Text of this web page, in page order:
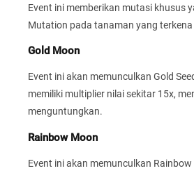
Event ini memberikan mutasi khusus
Mutation pada tanaman yang
Gold Moon
Event ini akan memunculkan Gold
memiliki multiplier nilai sekitar 15x,
menguntungkan.
Rainbow Moon
Event ini akan memunculkan Rainbow